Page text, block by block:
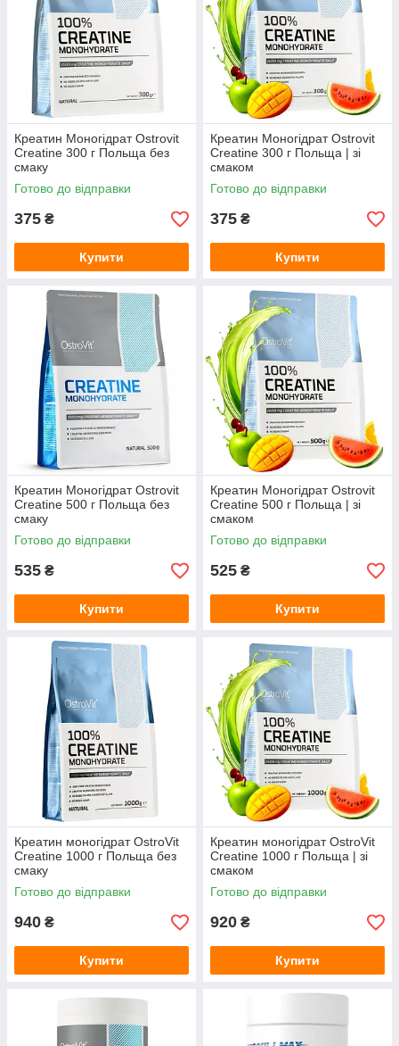
Креатин Моногідрат Ostrovit
Creatine 300 г Польща без
смаку
Готово до відправки
375 ₴
Купити
Креатин Моногідрат Ostrovit
Creatine 300 г Польща | зі
смаком
Готово до відправки
375 ₴
Купити
Креатин Моногідрат Ostrovit
Creatine 500 г Польща без
смаку
Готово до відправки
535 ₴
Купити
Креатин Моногідрат Ostrovit
Creatine 500 г Польща | зі
смаком
Готово до відправки
525 ₴
Купити
Креатин моногідрат OstroVit
Creatine 1000 г Польща без
смаку
Готово до відправки
940 ₴
Купити
Креатин моногідрат OstroVit
Creatine 1000 г Польща | зі
смаком
Готово до відправки
920 ₴
Купити